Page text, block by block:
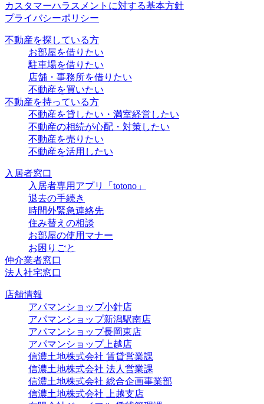
カスタマーハラスメントに対する基本方針
プライバシーポリシー
不動産を探している方
お部屋を借りたい
駐車場を借りたい
店舗・事務所を借りたい
不動産を買いたい
不動産を持っている方
不動産を貸したい・満室経営したい
不動産の相続が心配・対策したい
不動産を売りたい
不動産を活用したい
入居者窓口
入居者専用アプリ「totono」
退去の手続き
時間外緊急連絡先
住み替えの相談
お部屋の使用マナー
お困りごと
仲介業者窓口
法人社宅窓口
店舗情報
アパマンショップ小針店
アパマンショップ新潟駅南店
アパマンショップ長岡東店
アパマンショップ上越店
信濃土地株式会社 賃貸営業課
信濃土地株式会社 法人営業課
信濃土地株式会社 総合企画事業部
信濃土地株式会社 上越支店